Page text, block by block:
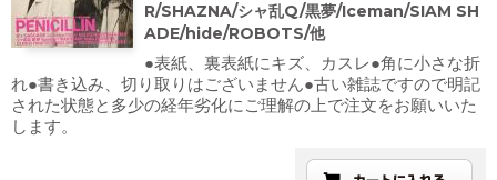
R/SHAZNA/シャ乱Q/黒夢/Iceman/SIAM SH
ADE/hide/ROBOTS/他
●表紙、裏表紙にキズ、カスレ●角に小さな折
れ●書き込み、切り取りはございません●古い雑誌ですので明記
された状態と多少の経年劣化にご理解の上で注文をお願いいた
します。